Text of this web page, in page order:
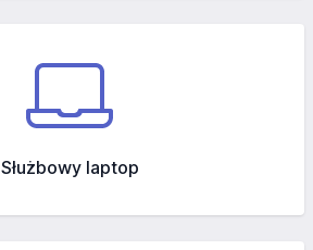
Służbowy laptop